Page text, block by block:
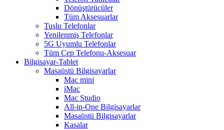
Dönüştürücüler
Tüm Aksesuarlar
Tuşlu Telefonlar
Yenilenmiş Telefonlar
5G Uyumlu Telefonlar
Tüm Cep Telefonu-Aksesuar
Bilgisayar-Tablet
Masaüstü Bilgisayarlar
Mac mini
iMac
Mac Studio
All-in-One Bilgisayarlar
Masaüstü Bilgisayarlar
Kasalar